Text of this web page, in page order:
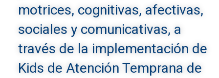
motrices, cognitivas, afectivas,
sociales y comunicativas, a
través de la implementación de
Kids de Atención Temprana de